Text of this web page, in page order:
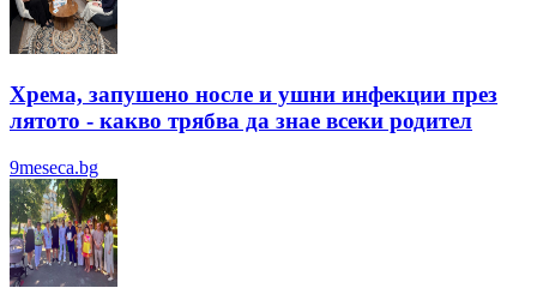
Хрема, запушено носле и ушни инфекции през
лятотo - какво трябва да знае всеки родител
9meseca.bg